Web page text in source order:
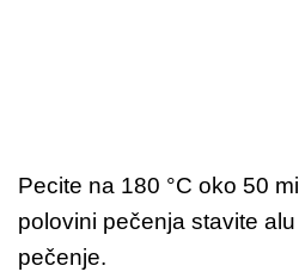
Pecite na 180 °C oko 50
polovini pečenja stavite
pečenje.